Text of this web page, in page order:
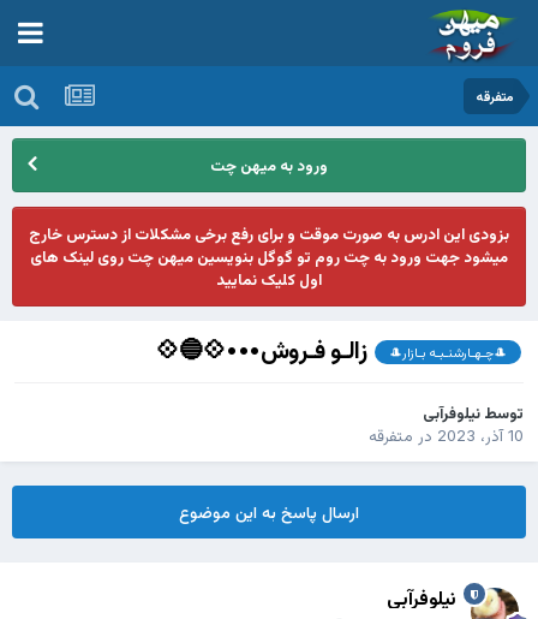
متفرقه
ورود به میهن چت
بزودی این ادرس به صورت موقت و برای رفع برخی مشکلات از دسترس خارج
میشود جهت ورود به چت روم تو گوگل بنویسین میهن چت روی لینک های
اول کلیک نمایید
🎩چـهـارشنـبـه بـازار🎩 زالـو فـروش•••💠🔵💠
توسط نیلوفرآبی
10 آذر، 2023
در متفرقه
ارسال پاسخ به این موضوع
نیلوفرآبی